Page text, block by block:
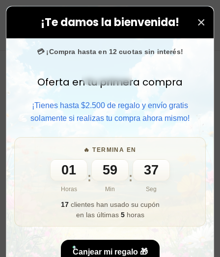
¡Te damos la bienvenida! ×
💳 ¡Compra hasta en 12 cuotas sin interés!
Activar sonido
Oferta en tu primera compra
¡Tienes hasta $2.500 de regalo y envío gratis
solamente si realizas tu compra ahora mismo!
🔥 TERMINA EN
01
Horas
: 59
Min
: 35
Seg
17clientes han usado su cupón
en las últimas 5horas
Canjear mi regalo 🎁
Compra rápido y aprovecha. 💙 +50.000 fans en